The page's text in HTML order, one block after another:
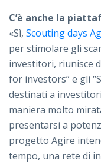
C’è anche la
«Sì, Scouting days
per stimolare gli
investitori, riunisce
for investors” e gli
destinati a
maniera molto
presentarsi a
progetto Agire
tempo, una rete di